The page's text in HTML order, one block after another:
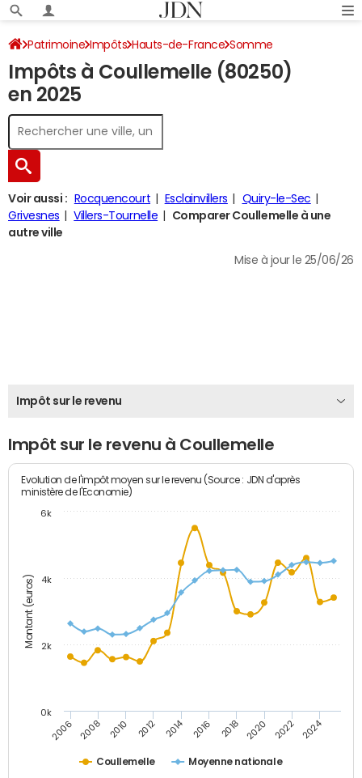
Patrimoine Impôts Hauts-de-France Somme
Coullemelle Impôt sur le revenu
Impôts à Coullemelle (80250)
en 2025
Voir aussi : Rocquencourt Esclainvillers
Quiry-le-Sec
Grivesnes
Villers-Tournelle
Comparer Coullemelle à une
autre ville
Mise à jour le 25/06/26
Impôt sur le revenu
Impôt sur le revenu à Coullemelle
Montant (euros)
Evolution de l'impôt moyen sur le revenu (Source : JDN d'après
ministère de l'Economie)
Coullemelle Moyenne nationale
2006 2008 2010 2012 2014 2016 2018 2020 2022 2024
0k
2k
4k
6k